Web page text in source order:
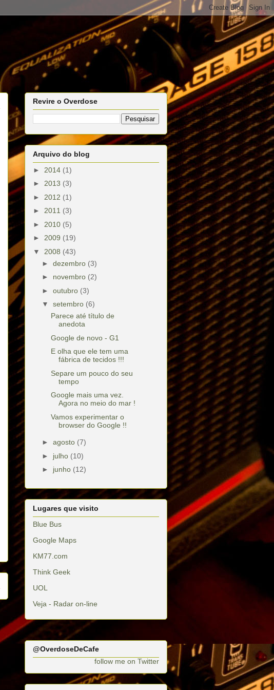
Revire o Overdose
Arquivo do blog
► 2014 (1)
► 2013 (3)
► 2012 (1)
► 2011 (3)
► 2010 (5)
► 2009 (19)
▼ 2008 (43)
► dezembro (3)
► novembro (2)
► outubro (3)
▼ setembro (6)
Parece até título de
anedota
Google de novo - G1
E olha que ele tem uma
fábrica de tecidos !!!
Separe um pouco do seu
tempo
Google mais uma vez.
Agora no meio do mar !
Vamos experimentar o
browser do Google !!
► agosto (7)
► julho (10)
► junho (12)
Lugares que visito
Blue Bus
Google Maps
KM77.com
Think Geek
UOL
Veja - Radar on-line
@OverdoseDeCafe
follow me on Twitter